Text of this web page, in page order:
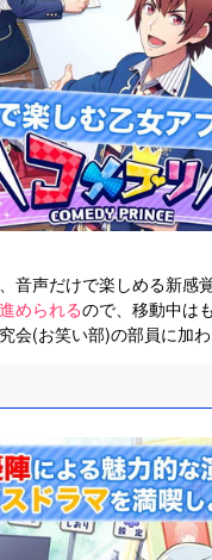
音声だけで楽しめる新感
められるので、移動中は
会(お笑い部)の部員に加